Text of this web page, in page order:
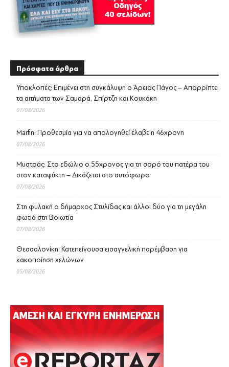
Πρόσφατα άρθρα
Υποκλοπές: Επιμένει στη συγκάλυψη ο Άρειος Πάγος – Απορρίπτει
τα αιτήματα των Σαμαρά, Σπίρτζη και Κουκάκη
07/08/2026
Marfin: Προθεσμία για να απολογηθεί έλαβε η 46χρονη
07/08/2026
Μυστράς: Στο εδώλιο ο 55χρονος για τη σορό του πατέρα του
στον καταψύκτη – Δικάζεται στο αυτόφωρο
07/08/2026
Στη φυλακή ο δήμαρχος Στυλίδας και άλλοι δύο για τη μεγάλη
φωτιά στη Βοιωτία
07/08/2026
Θεσσαλονίκη: Κατεπείγουσα εισαγγελική παρέμβαση για
κακοποίηση χελώνων
05/08/2026